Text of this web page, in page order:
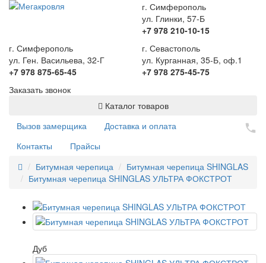
г. Симферополь
ул. Глинки, 57-Б
+7 978 210-10-15
г. Симферополь
ул. Ген. Васильева, 32-Г
+7 978 875-65-45
г. Севастополь
ул. Курганная, 35-Б, оф.1
+7 978 275-45-75
Заказать звонок
Каталог товаров
Вызов замерщика
Доставка и оплата
Контакты
Прайсы
Битумная черепица
Битумная черепица SHINGLAS
Битумная черепица SHINGLAS УЛЬТРА ФОКСТРОТ
Дуб